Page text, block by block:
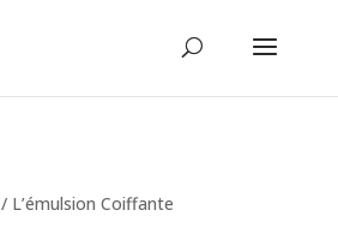
/ L’émulsion Coiffante